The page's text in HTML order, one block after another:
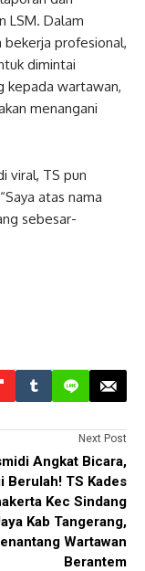
LSM. Dalam
bekerja profesional,
dimintai
kepada wartawan,
menangani
viral, TS pun
atas nama
sebesar-
Next Post
Angkat Bicara,
Berulah! TS Kades
Kec Sindang
Kab Tangerang,
Wartawan
Berantem